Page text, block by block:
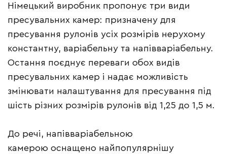
Німецький виробник пропонує три види
пресувальних камер: призначену для
пресування рулонів усіх розмірів нерухому
константну, варіабельну та напівваріабельну.
Остання поєднує переваги обох видів
пресувальних камер і надає можливість
змінювати налаштування для пресування під
шість різних розмірів рулонів від 1,25 до 1,5 м.
До речі, напівваріабельною
камерою оснащено найпопулярнішу